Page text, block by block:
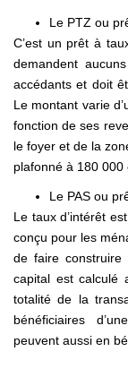
Le PTZ ou
C’est un prêt à
demandent
accédants et doit
Le montant varie
fonction de ses
le foyer et de la
plafonné à 180 000
Le PAS ou
Le taux d’intérêt
conçu pour les
de faire
capital est calculé
totalité de la
bénéficiaires
peuvent aussi en